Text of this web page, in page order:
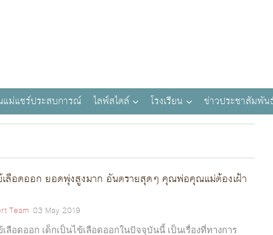
ม่แชร์ประสบการณ์ ไลฟ์สไตล์ โรงเรียน ข่าวประชาสัมพัน
เลือดออก ยอดพุ่งสูงมาก อันตรายสุดๆ คุณพ่อคุณแม่ต้องเฝ้า
Team 03 May 2019
เลือดออก เด็กเป็นไข้เลือดออกในปัจจุบันนี้ เป็นเรื่องที่ทางการ